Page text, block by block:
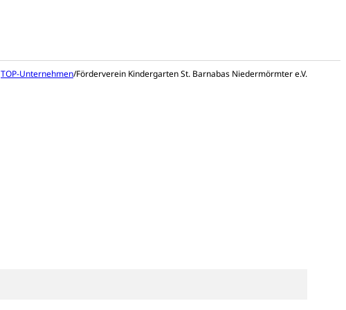
TOP-Unternehmen/Förderverein Kindergarten St. Barnabas Niedermörmter e.V.